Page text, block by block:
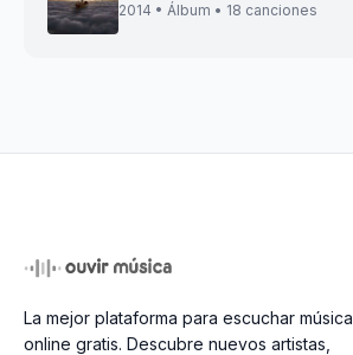
2014 • Álbum • 18 canciones
La mejor plataforma para escuchar música
online gratis. Descubre nuevos artistas,